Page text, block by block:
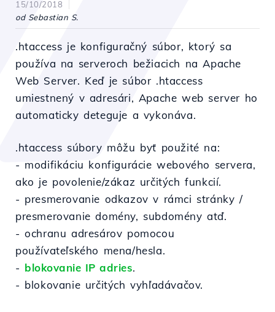
15/10/2018
od Sebastian S.
.htaccess je konfiguračný súbor, ktorý sa
používa na serveroch bežiacich na Apache
Web Server. Keď je súbor .htaccess
umiestnený v adresári, Apache web server ho
automaticky deteguje a vykonáva.
.htaccess súbory môžu byť použité na:
- modifikáciu konfigurácie webového servera,
ako je povolenie/zákaz určitých funkcií.
- presmerovanie odkazov v rámci stránky /
presmerovanie domény, subdomény atď.
- ochranu adresárov pomocou
používateľského mena/hesla.
- blokovanie IP adries.
- blokovanie určitých vyhľadávačov.